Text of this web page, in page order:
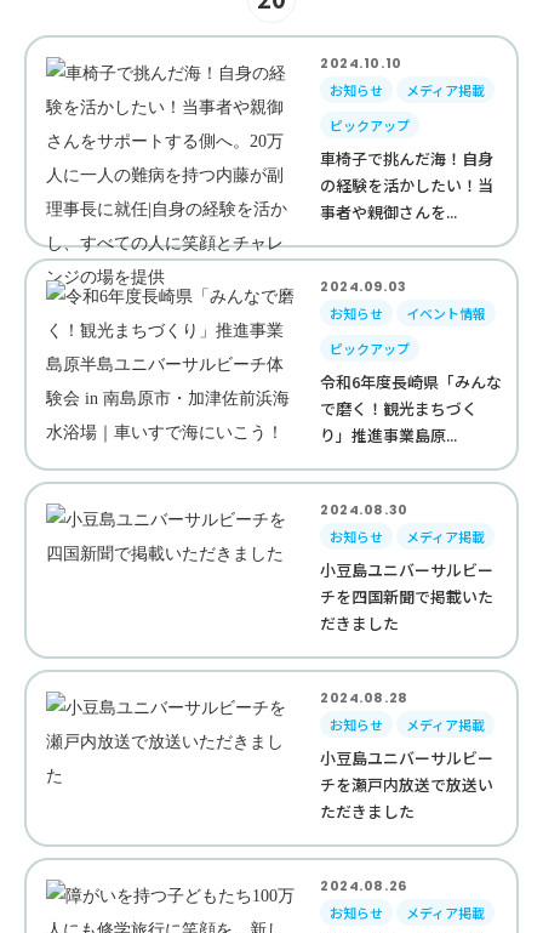
2024.10.10
お知らせ
メディア掲載
ピックアップ
車椅子で挑んだ海！自身
の経験を活かしたい！当
事者や親御さんを...
2024.09.03
お知らせ
イベント情報
ピックアップ
令和6年度長崎県「みんな
で磨く！観光まちづく
り」推進事業島原...
2024.08.30
お知らせ
メディア掲載
小豆島ユニバーサルビー
チを四国新聞で掲載いた
だきました
2024.08.28
お知らせ
メディア掲載
小豆島ユニバーサルビー
チを瀬戸内放送で放送い
ただきました
2024.08.26
お知らせ
メディア掲載